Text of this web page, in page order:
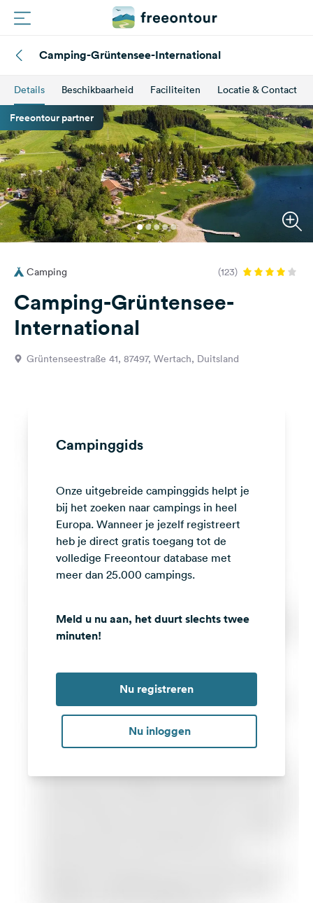
Routes
Campings
Magazine
Partners
Registreren
Inloggen
Vragen &
Feedback
Taal:
Facebook
Instagram
Camping-Grüntensee-International
Details Beschikbaarheid Faciliteiten Locatie & Contact
Freeontour partner
Camping (123)
Camping-Grüntensee-
International
Grüntenseestraße 41, 87497, Wertach, Duitsland
Campinggids
Onze uitgebreide campinggids helpt je
bij het zoeken naar campings in heel
Europa. Wanneer je jezelf registreert
heb je direct gratis toegang tot de
volledige Freeontour database met
meer dan 25.000 campings.
Meld u nu aan, het duurt slechts twee
minuten!
Nu registreren
Nu inloggen